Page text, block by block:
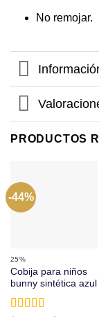
No remojar.
PRODUCTOS
-44%
25%
Cobija para niños
bunny sintética azul